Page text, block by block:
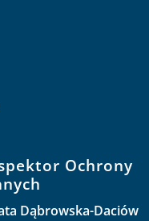
Ochrony
Dąbrowska-Daciów